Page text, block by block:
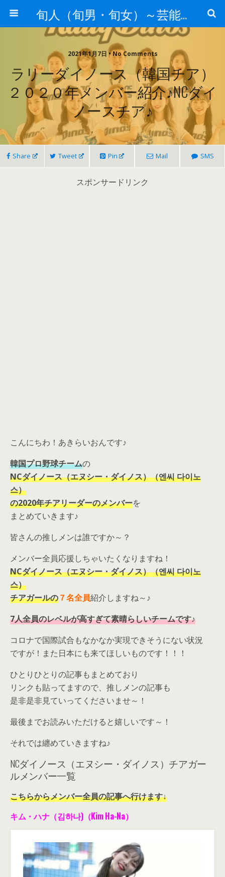
旬人（旬男・旬女）～芸能界等から旬な人・歌等の情報～
2021年1月7日 • No Comments
ラリーダイノース（韓国チア）
２０２０年メンバー紹介♪NCダイ
ノースチア♪
Share Tweet Pin Mail SMS
スポンサードリンク
こんにちわ！あきらいおんです♪
韓国プロ野球チームの
NCダイノース（エヌシー・ダイノス）（엔씨 다이노
스）
の2020年チアリーダーのメンバーを
まとめていきます♪
皆さんの推しメンは誰ですか～？
メンバー全員応援しちゃいたくなりますね！
NCダイノース（エヌシー・ダイノス）（엔씨 다이노
스）
チアガールの７名全員紹介しますね～♪
7人全員のレベルが高すぎて素晴らしいチームです♪
コロナで国際試合もなかなか実現できそうにない状況
ですが！また日本にも来てほしいものです！！！
ひとりひとりの記事もまとめており
リンクも貼ってますので、推しメンの記事も
是非是非見ていってくださいませ～！
最後までお読みいただけると嬉しいです～！
それでは纏めていきますね♪
NCダイノース（エヌシー・ダイノス）チアガー
ルメンバー一覧
こちらからメンバー全員の記事へ行けます↓
キム・ハナ（김하나)（Kim Ha-Na）